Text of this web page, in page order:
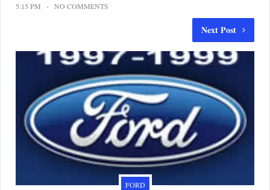
5:15 PM NO COMMENTS
Next Post
FORD